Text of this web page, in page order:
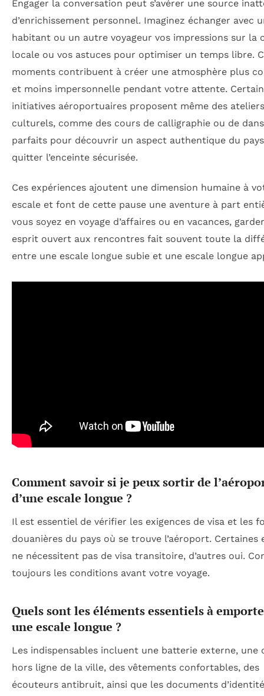
Engager la conversation peut s’avérer une source
d’enrichissement personnel. Imaginez échanger avec
habitant ou un autre voyageur vos impressions sur la
locale ou vos astuces pour optimiser un temps libre.
moments contribuent à créer une atmosphère plus
et moins impersonnelle pendant votre attente.
initiatives aéroportuaires proposent même des ateliers
culturels, comme des cours de calligraphie ou de
parfaits pour découvrir un aspect authentique du
quitter l’enceinte sécurisée.
Ces expériences ajoutent une dimension humaine à
escale et font de cette pause une aventure à part
vous soyez en voyage d’affaires ou en vacances,
esprit ouvert aux rencontres fait souvent toute la
entre une escale longue subie et une escale longue
Comment savoir si je peux sortir de
d’une escale longue ?
Il est essentiel de vérifier les exigences de visa et les
douanières du pays où se trouve l’aéroport. Certaines
ne nécessitent pas de visa transitoire, d’autres oui.
toujours les conditions avant votre voyage.
Quels sont les éléments essentiels à
une escale longue ?
Les indispensables incluent une batterie externe, une
hors ligne de la ville, des vêtements confortables, des
écouteurs antibruit, ainsi que les documents